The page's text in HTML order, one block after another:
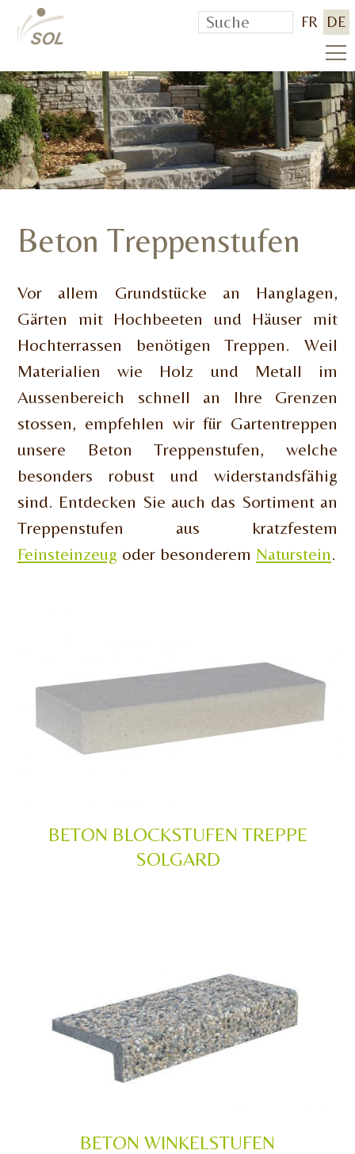
FR DE
Beton Treppenstufen
Vor allem Grundstücke an Hanglagen,
Gärten mit Hochbeeten und Häuser mit
Hochterrassen benötigen Treppen. Weil
Materialien wie Holz und Metall im
Aussenbereich schnell an Ihre Grenzen
stossen, empfehlen wir für Gartentreppen
unsere Beton Treppenstufen, welche
besonders robust und widerstandsfähig
sind. Entdecken Sie auch das Sortiment an
Treppenstufen aus kratzfestem
Feinsteinzeug oder besonderem Naturstein.
BETON BLOCKSTUFEN TREPPE
SOLGARD
BETON WINKELSTUFEN